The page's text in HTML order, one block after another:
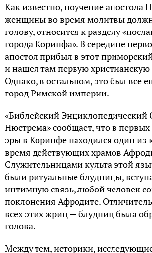
Как известно, поучение апостола
женщины во время молитвы
голову, относится к разделу
города Коринфа». В середине
апостол прибыл в этот
и нашел там первую
Однако, в остальном, это был все
город Римской империи.
«Библейский Энциклопедический
Нюстрема» сообщает, что в
эры в Коринфе находился один из
время действующих храмов
Служительницами культа этой
были ритуальные блудницы,
интимную связь, любой человек
поклонения Афродите.
всех этих жриц — блудниц была
голова.
Между тем, историки,